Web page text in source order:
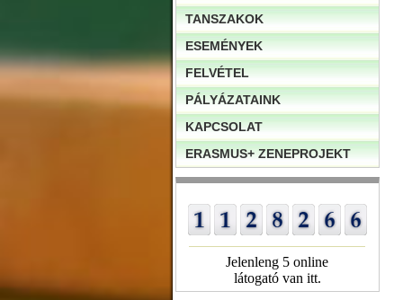
TANSZAKOK
ESEMÉNYEK
FELVÉTEL
PÁLYÁZATAINK
KAPCSOLAT
ERASMUS+ ZENEPROJEKT
Jelenleng 5 online
látogató van itt.